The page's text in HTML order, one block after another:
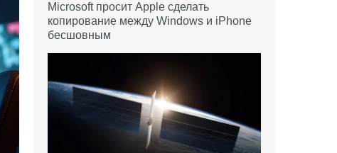
Microsoft просит Apple сделать
копирование между Windows и iPhone
бесшовным